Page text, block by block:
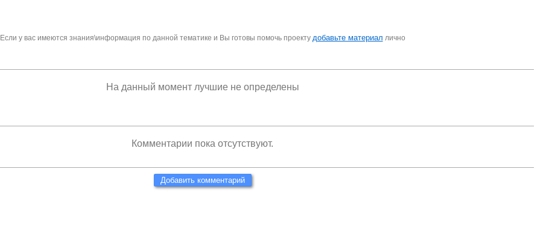
Если у вас имеются знания\информация по данной тематике и Вы готовы помочь проекту добавьте материал лично
На данный момент лучшие не определены
Комментарии пока отсутствуют.
Добавить комментарий